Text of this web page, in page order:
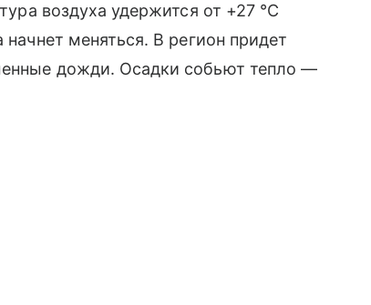
воздуха удержится от +27 °C
меняться. В регион придет
дожди. Осадки собьют тепло —